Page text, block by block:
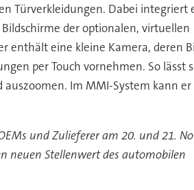
Türverkleidungen. Dabei integriert
der optionalen, virtuellen
enthält eine kleine Kamera, deren
per Touch vornehmen. So lässt
Im MMI-System kann er
und Zulieferer am 20. und 21.
neuen Stellenwert des automobilen